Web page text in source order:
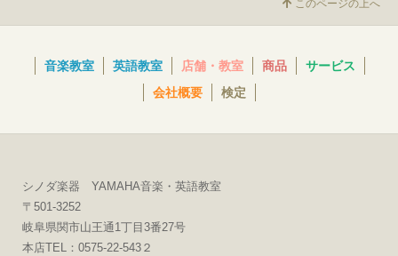
このページの上へ
音楽教室 英語教室 店舗・教室 商品
サービス
会社概要
検定
シノダ楽器 YAMAHA音楽・英語教室
〒501-3252
岐阜県関市山王通1丁目3番27号
本店TEL：0575-22-543２